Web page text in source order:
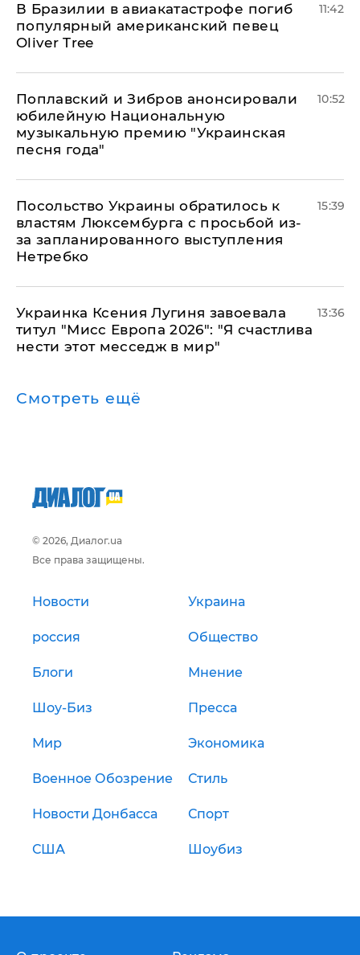
В Бразилии в авиакатастрофе погиб
популярный американский певец
Oliver Tree
11:42
Поплавский и Зибров анонсировали
юбилейную Национальную
музыкальную премию "Украинская
песня года"
10:52
Посольство Украины обратилось к
властям Люксембурга с просьбой из-
за запланированного выступления
Нетребко
15:39
Украинка Ксения Лугиня завоевала
титул "Мисс Европа 2026": "Я счастлива
нести этот месседж в мир"
13:36
Смотреть ещё
© 2026, Диалог.ua
Все права защищены.
Новости Украина
россия Общество
Блоги Мнение
Шоу-Биз Пресса
Мир Экономика
Военное Обозрение Стиль
Новости Донбасса Спорт
США Шоубиз